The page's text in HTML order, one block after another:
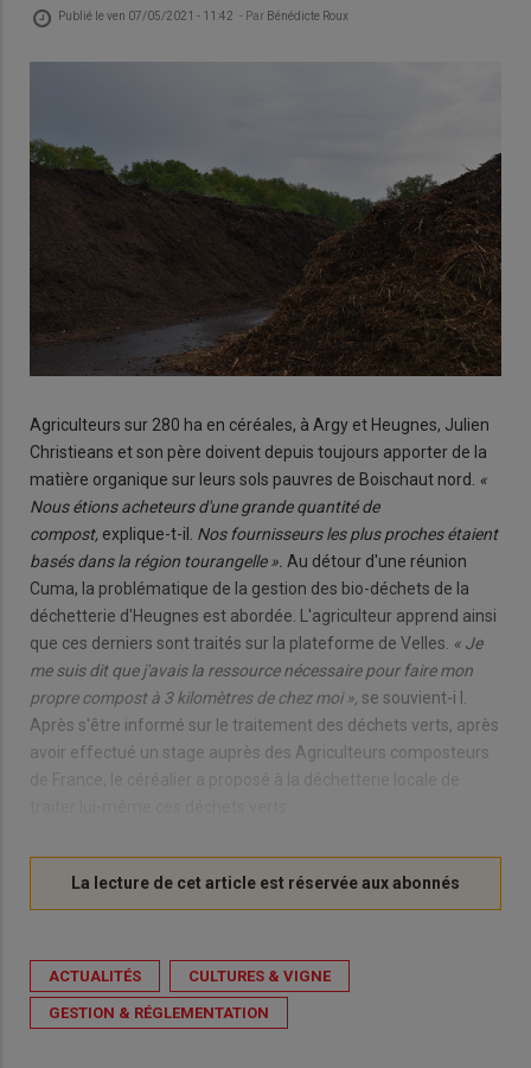
Publié leven 07/05/2021 - 11:42 - Par Bénédicte Roux
Agriculteurs sur 280 ha en céréales, à Argy et Heugnes, Julien
Christieans et son père doivent depuis toujours apporter de la
matière organique sur leurs sols pauvres de Boischaut nord. «
Nous étions acheteurs d'une grande quantité de
compost, explique-t-il. Nos fournisseurs les plus proches étaient
basés dans la région tourangelle ». Au détour d'une réunion
Cuma, la problématique de la gestion des bio-déchets de la
déchetterie d'Heugnes est abordée. L'agriculteur apprend ainsi
que ces derniers sont traités sur la plateforme de Velles. « Je
me suis dit que j'avais la ressource nécessaire pour faire mon
propre compost à 3 kilomètres de chez moi », se souvient-i l.
Après s'être informé sur le traitement des déchets verts, après
avoir effectué un stage auprès des Agriculteurs composteurs
de France, le céréalier a proposé à la déchetterie locale de
ACTUALITÉS CULTURES & VIGNE
GESTION & RÉGLEMENTATION